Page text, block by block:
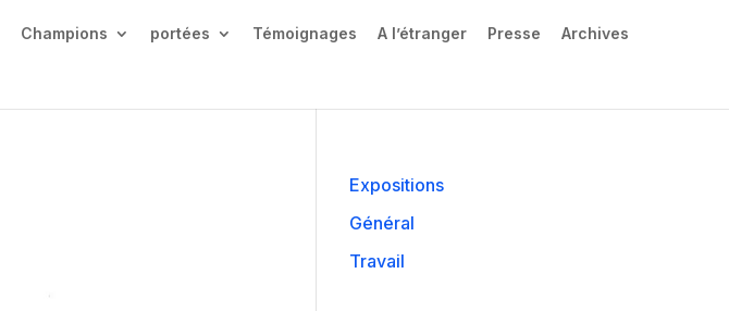
Champions portées Témoignages A l’étranger Presse Archives
Expositions
Général
Travail